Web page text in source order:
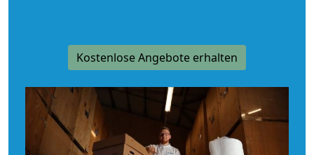
Kostenlose Angebote erhalten